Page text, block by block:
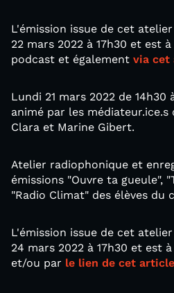
L'émission issue de cet
22 mars 2022 à 17h30 et est
podcast et également via cet
Lundi 21 mars 2022 de 14h30
animé par les médiateur.ice.s
Clara et Marine Gibert.
Atelier radiophonique et
émissions "Ouvre ta gueule",
"Radio Climat" des élèves du
L'émission issue de cet
24 mars 2022 à 17h30 et est
et/ou par le lien de cet article